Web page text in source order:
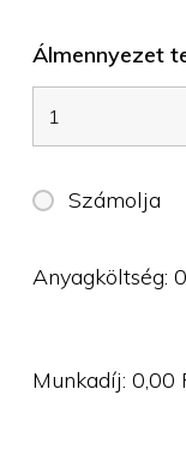
Álmennyezet
Számolja
Anyagköltség:
Munkadíj:0,00